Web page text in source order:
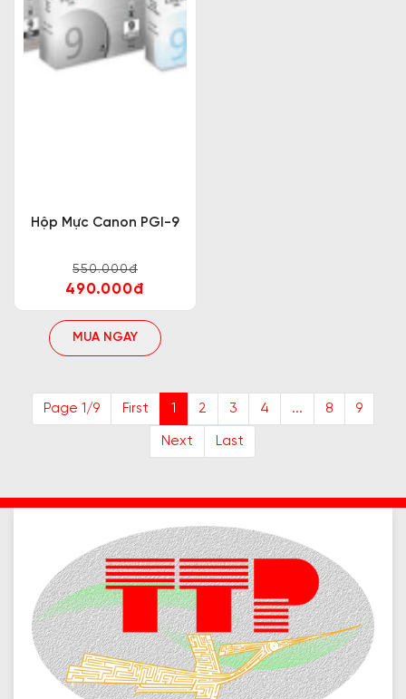
Hộp Mực Canon PGI-9
550.000đ
490.000đ
MUA NGAY
Page 1/9 First 1 2 3 4 ... 8 9
Next Last